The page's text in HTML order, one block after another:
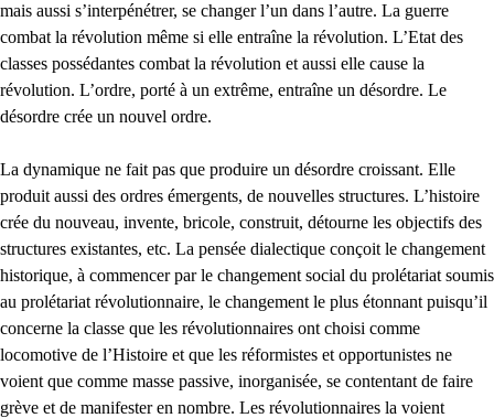
mais aussi s’interpénétrer, se changer l’un dans l’autre. La guerre
combat la révolution même si elle entraîne la révolution. L’Etat des
classes possédantes combat la révolution et aussi elle cause la
révolution. L’ordre, porté à un extrême, entraîne un désordre. Le
désordre crée un nouvel ordre.
La dynamique ne fait pas que produire un désordre croissant. Elle
produit aussi des ordres émergents, de nouvelles structures. L’histoire
crée du nouveau, invente, bricole, construit, détourne les objectifs des
structures existantes, etc. La pensée dialectique conçoit le changement
historique, à commencer par le changement social du prolétariat soumis
au prolétariat révolutionnaire, le changement le plus étonnant puisqu’il
concerne la classe que les révolutionnaires ont choisi comme
locomotive de l’Histoire et que les réformistes et opportunistes ne
voient que comme masse passive, inorganisée, se contentant de faire
grève et de manifester en nombre. Les révolutionnaires la voient